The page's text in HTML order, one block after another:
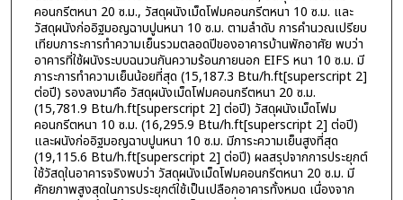
คอนกรีตหนา 20 ซ.ม., วัสดุผนังเม็ดโฟมคอนกรีตหนา 10 ซ.ม. และ
วัสดุผนังก่ออิฐมอญฉาบปูนหนา 10 ซ.ม. ตามลำดับ การคำนวณเปรียบ
เทียบภาระการทำความเย็นรวมตลอดปีของอาคารบ้านพักอาศัย พบว่า
อาคารที่ใช้ผนังระบบฉนวนกันความร้อนภายนอก EIFS หนา 10 ซ.ม. มี
ภาระการทำความเย็นน้อยที่สุด (15,187.3 Btu/h.ft[superscript 2]
ต่อปี) รองลงมาคือ วัสดุผนังเม็ดโฟมคอนกรีตหนา 20 ซ.ม.
(15,781.9 Btu/h.ft[superscript 2] ต่อปี) วัสดุผนังเม็ดโฟม
คอนกรีตหนา 10 ซ.ม. (16,295.9 Btu/h.ft[superscript 2] ต่อปี)
และผนังก่ออิฐมอญฉาบปูนหนา 10 ซ.ม. มีภาระความเย็นสูงที่สุด
(19,115.6 Btu/h.ft[superscript 2] ต่อปี) ผลสรุปจากการประยุกต์
ใช้วัสดุในอาคารจริงพบว่า วัสดุผนังเม็ดโฟมคอนกรีตหนา 20 ซ.ม. มี
ศักยภาพสูงสุดในการประยุกต์ใช้เป็นเปลือกอาคารทั้งหมด เนื่องจาก